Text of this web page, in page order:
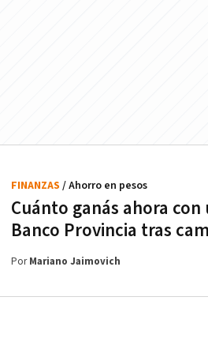
Cuánto ganás ahora
Banco Provincia tras
FINANZAS / Ahorro en pesos
PorMariano Jaimovich